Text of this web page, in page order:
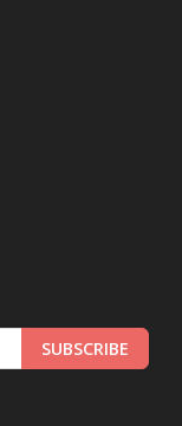
SUBSCRIBE